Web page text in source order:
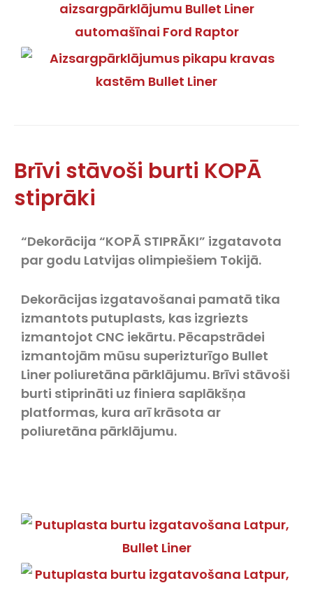
Brīvi stāvoši burti KOPĀ
stiprāki
“Dekorācija “KOPĀ STIPRĀKI” izgatavota
par godu Latvijas olimpiešiem Tokijā.
Dekorācijas izgatavošanai pamatā tika
izmantots putuplasts, kas izgriezts
izmantojot CNC iekārtu. Pēcapstrādei
izmantojām mūsu superizturīgo Bullet
Liner poliuretāna pārklājumu. Brīvi stāvoši
burti stiprināti uz finiera saplākšņa
platformas, kura arī krāsota ar
poliuretāna pārklājumu.